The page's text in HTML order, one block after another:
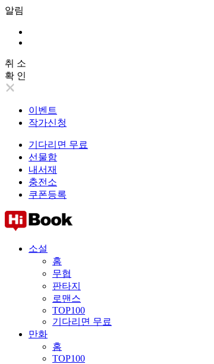
알림
취 소
확 인
이벤트
작가신청
기다리면 무료
선물함
내서재
충전소
쿠폰등록
소설
홈
무협
판타지
로맨스
TOP100
기다리면 무료
만화
홈
TOP100